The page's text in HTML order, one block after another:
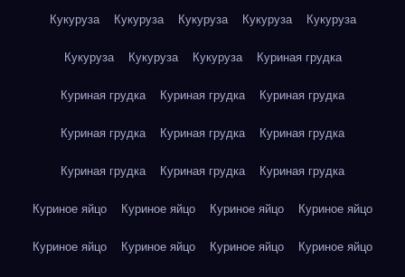
Кукуруза Кукуруза Кукуруза Кукуруза Кукуруза
Кукуруза Кукуруза Кукуруза Куриная грудка
Куриная грудка Куриная грудка Куриная грудка
Куриная грудка Куриная грудка Куриная грудка
Куриная грудка Куриная грудка Куриная грудка
Куриное яйцо Куриное яйцо Куриное яйцо Куриное яйцо
Куриное яйцо Куриное яйцо Куриное яйцо Куриное яйцо